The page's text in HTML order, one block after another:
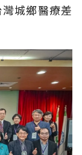
城鄉醫療差